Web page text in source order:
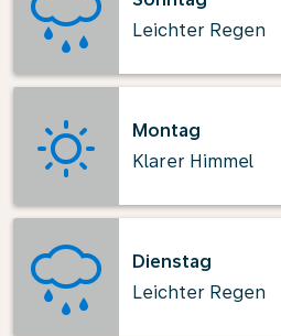
Leichter Regen
Montag
Klarer Himmel
Dienstag
Leichter Regen